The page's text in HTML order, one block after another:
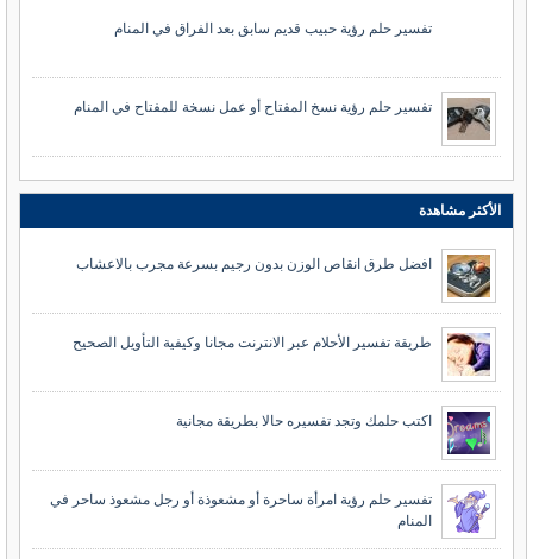
تفسير حلم رؤية حبيب قديم سابق بعد الفراق في المنام
تفسير حلم رؤية نسخ المفتاح أو عمل نسخة للمفتاح في المنام
الأكثر مشاهدة
افضل طرق انقاص الوزن بدون رجيم بسرعة مجرب بالاعشاب
طريقة تفسير الأحلام عبر الانترنت مجانا وكيفية التأويل الصحيح
اكتب حلمك وتجد تفسيره حالا بطريقة مجانية
تفسير حلم رؤية امرأة ساحرة أو مشعوذة أو رجل مشعوذ ساحر في
المنام